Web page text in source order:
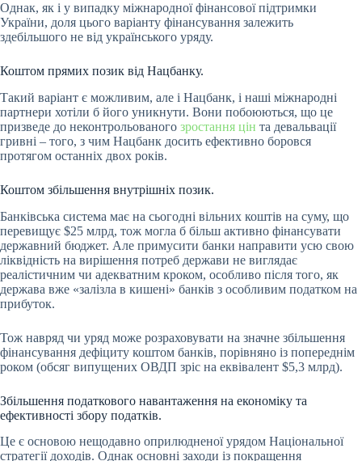
Однак, як і у випадку міжнародної фінансової підтримки
України, доля цього варіанту фінансування залежить
здебільшого не від українського уряду.
Коштом прямих позик від Нацбанку.
Такий варіант є можливим, але і Нацбанк, і наші міжнародні
партнери хотіли б його уникнути. Вони побоюються, що це
призведе до неконтрольованого зростання цін та девальвації
гривні – того, з чим Нацбанк досить ефективно боровся
протягом останніх двох років.
Коштом збільшення внутрішніх позик.
Банківська система має на сьогодні вільних коштів на суму, що
перевищує $25 млрд, тож могла б більш активно фінансувати
державний бюджет. Але примусити банки направити усю свою
ліквідність на вирішення потреб держави не виглядає
реалістичним чи адекватним кроком, особливо після того, як
держава вже «залізла в кишені» банків з особливим податком на
прибуток.
Тож навряд чи уряд може розраховувати на значне збільшення
фінансування дефіциту коштом банків, порівняно із попереднім
роком (обсяг випущених ОВДП зріс на еквівалент $5,3 млрд).
Збільшення податкового навантаження на економіку та
ефективності збору податків.
Це є основою нещодавно оприлюдненої урядом Національної
стратегії доходів. Однак основні заходи із покращення